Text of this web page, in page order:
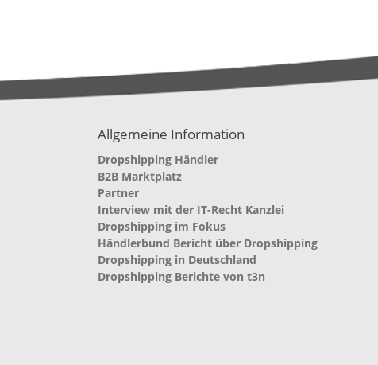
Allgemeine Information
Dropshipping Händler
B2B Marktplatz
Partner
Interview mit der IT-Recht Kanzlei
Dropshipping im Fokus
Händlerbund Bericht über Dropshipping
Dropshipping in Deutschland
Dropshipping Berichte von t3n